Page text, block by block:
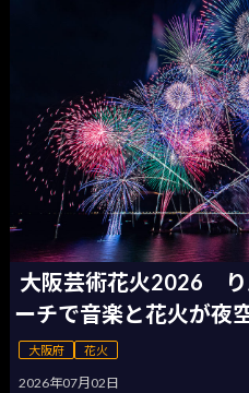
大阪芸術花火2026 り
ーチで音楽と花火が夜
大阪府 花火
2026年07月02日